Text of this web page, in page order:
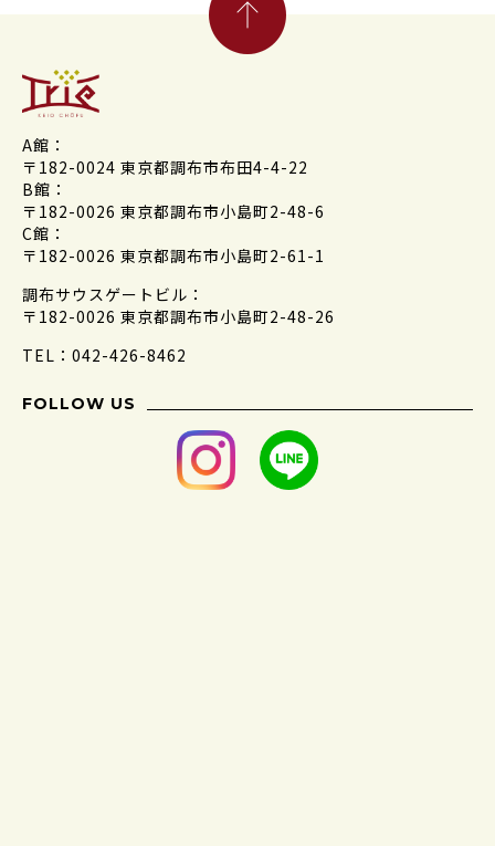
A館：
〒182-0024 東京都調布市布田4-4-22
B館：
〒182-0026 東京都調布市小島町2-48-6
C館：
〒182-0026 東京都調布市小島町2-61-1
調布サウスゲートビル：
〒182-0026 東京都調布市小島町2-48-26
TEL：042-426-8462
FOLLOW US